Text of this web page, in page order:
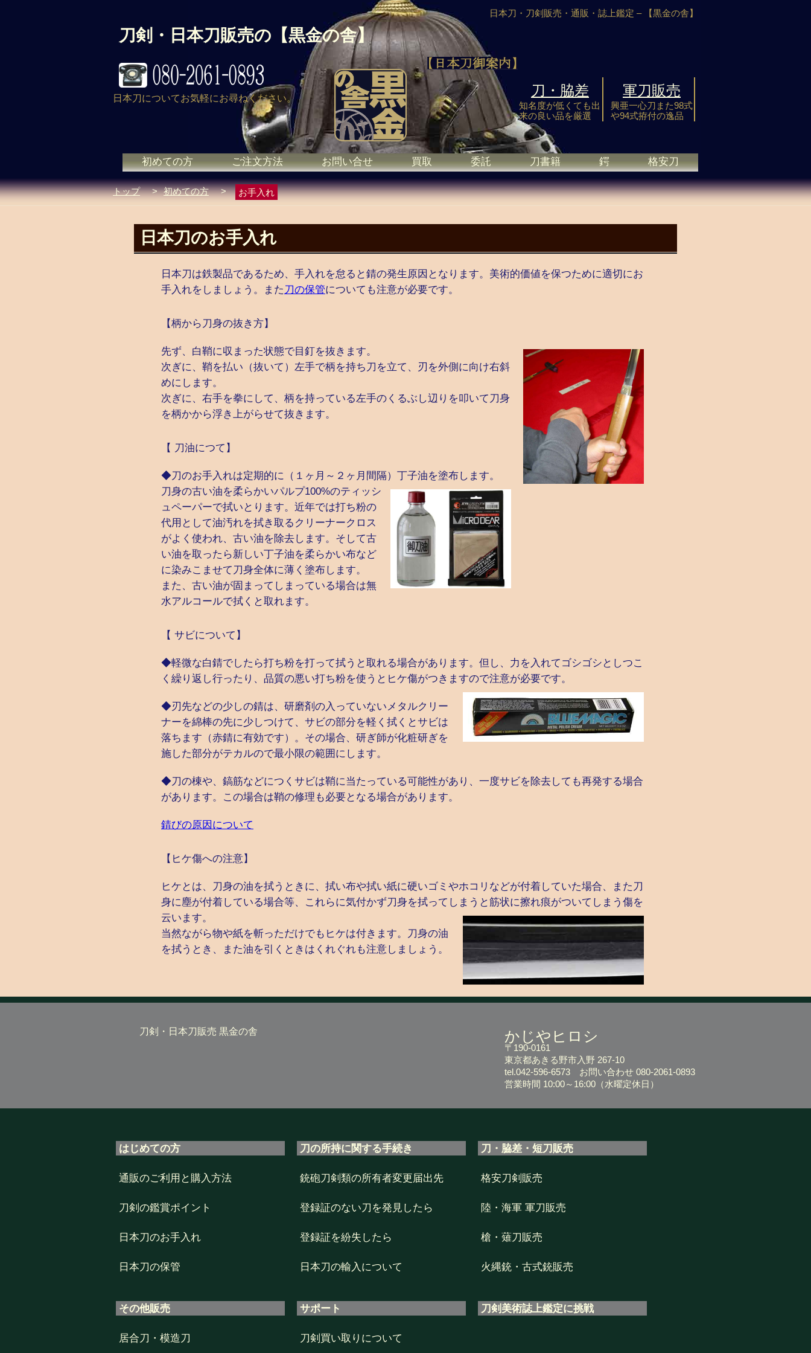
日本刀・刀剣販売・通販・誌上鑑定 – 【黒金の舎】
刀剣・日本刀販売の 【黒金の舎】
日本刀についてお気軽にお尋ねください。 軍刀販売
興亜一心刀また98式
や94式拵付の逸品
刀・脇差
知名度が低くても出
来の良い品を厳選
格安刀
鍔
刀書籍
委託
買取
お問い合せ
ご注文方法
初めての方
トップ > 初めての方 > お手入れ
日本刀のお手入れ
日本刀は鉄製品であるため、手入れを怠ると錆の発生原因となります。美術的価値を保つために適切にお
手入れをしましょう。また 刀の保管についても注意が必要です。
【柄から刀身の抜き方】
先ず、白鞘に収まった状態で目釘を抜きます。
次ぎに、鞘を払い（抜いて）左手で柄を持ち刀を立て、刃を外側に向け右斜
めにします。
次ぎに、右手を拳にして、柄を持っている左手のくるぶし辺りを叩いて刀身
を柄かから浮き上がらせて抜きます。
【 刀油につて】
◆刀のお手入れは定期的に（１ヶ月～２ヶ月間隔）丁子油を塗布します。
刀身の古い油を柔らかいパルプ100%のティッシ
ュペーパーで拭いとります。近年では打ち粉の
代用として油汚れを拭き取るクリーナークロス
がよく使われ、古い油を除去します。そして古
い油を取ったら新しい丁子油を柔らかい布など
に染みこませて刀身全体に薄く塗布します。
また、古い油が固まってしまっている場合は無
水アルコールで拭くと取れます。
【 サビについて】
◆軽微な白錆でしたら打ち粉を打って拭うと取れる場合があります。但し、力を入れてゴシゴシとしつこ
く繰り返し行ったり、品質の悪い打ち粉を使うとヒケ傷がつきますので注意が必要です。
◆刃先などの少しの錆は、研磨剤の入っていないメタルクリー
ナーを綿棒の先に少しつけて、サビの部分を軽く拭くとサビは
落ちます（赤錆に有効です）。その場合、研ぎ師が化粧研ぎを
施した部分がテカルので最小限の範囲にします。
◆刀の棟や、鎬筋などにつくサビは鞘に当たっている可能性があり、一度サビを除去しても再発する場合
があります。この場合は鞘の修理も必要となる場合があります。
錆びの原因について
【ヒケ傷への注意】
ヒケとは、刀身の油を拭うときに、拭い布や拭い紙に硬いゴミやホコリなどが付着していた場合、また刀
身に塵が付着している場合等、これらに気付かず刀身を拭ってしまうと筋状に擦れ痕がついてしまう傷を
云います。
当然ながら物や紙を斬っただけでもヒケは付きます。刀身の油
を拭うとき、また油を引くときはくれぐれも注意しましょう。
刀剣・日本刀販売 黒金の舎 かじやヒロシ
〒190-0161
東京都あきる野市入野 267-10
tel.042-596-6573 お問い合わせ 080-2061-0893
営業時間 10:00～16:00 （水曜定休日）
はじめての方
通販のご利用と購入方法
刀剣の鑑賞ポイント
日本刀のお手入れ
日本刀の保管
刀の所持に関する手続き
銃砲刀剣類の所有者変更届出先
登録証のない刀を発見したら
登録証を紛失したら
日本刀の輸入について
刀・脇差・短刀販売
格安刀剣販売
陸・海軍 軍刀販売
槍・薙刀販売
火縄銃・古式銃販売
その他販売
居合刀・模造刀
サポート
刀剣買い取りについて
刀剣美術誌上鑑定に挑戦